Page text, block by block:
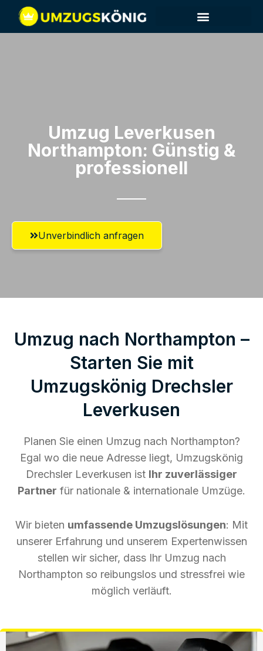
Umzug Leverkusen​
Northampton: Günstig &
professionell​
Unverbindlich anfragen
Umzug nach Northampton –
Starten Sie mit
Umzugskönig Drechsler
Leverkusen
Planen Sie einen Umzug nach Northampton?
Egal wo die neue Adresse liegt, Umzugskönig
Drechsler Leverkusen ist Ihr zuverlässiger
Partner für nationale & internationale Umzüge.
Wir bieten umfassende Umzugslösungen: Mit
unserer Erfahrung und unserem Expertenwissen
stellen wir sicher, dass Ihr Umzug nach
Northampton so reibungslos und stressfrei wie
möglich verläuft.